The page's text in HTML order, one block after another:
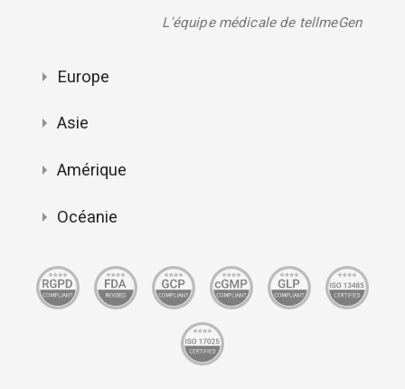
L'équipe médicale de tellmeGen
Europe
Asie
Amérique
Océanie